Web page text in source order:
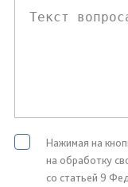
Нажимая на
на обработку
со статьей 9